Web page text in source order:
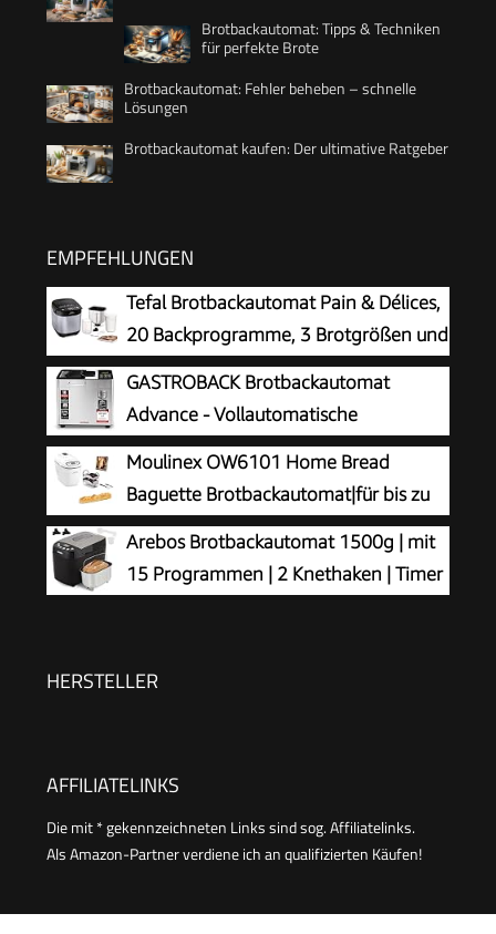
Brotbackautomat: Tipps & Techniken
für perfekte Brote
Brotbackautomat: Fehler beheben – schnelle
Lösungen
Brotbackautomat kaufen: Der ultimative Ratgeber
EMPFEHLUNGEN
Tefal Brotbackautomat Pain & Délices,
20 Backprogramme, 3 Brotgrößen und
Bräunungsstufen einstellbar, auch für
Kuchen - Pizza - Nudelteig, Backform
antihaftbeschichtet, schwarz/Edelstahl, PF240E
GASTROBACK Brotbackautomat
Advance - Vollautomatische
Brotbackmaschine + 18 Programmen
inkl. Joghurtmaschine, Timer-Funktion,
Zutatenfach, Sichtfenster, Brotautomat /
Backmaschine in Edelstahl Optik
Moulinex OW6101 Home Bread
Baguette Brotbackautomat|für bis zu
1,5 kg
Brot|16Programme|hausgemachtes
Brot|antihaftbeschichtete Brotform|
Arebos Brotbackautomat 1500g | mit
15 Programmen | 2 Knethaken | Timer
HERSTELLER
AFFILIATELINKS
Die mit * gekennzeichneten Links sind sog. Affiliatelinks.
Als Amazon-Partner verdiene ich an qualifizierten Käufen!